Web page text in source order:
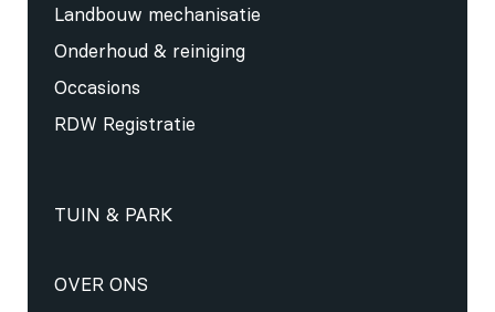
Landbouw mechanisatie
Onderhoud & reiniging
Occasions
RDW Registratie
TUIN & PARK
OVER ONS